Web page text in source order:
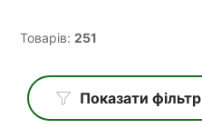
Товарів: 251
Показати фільтр